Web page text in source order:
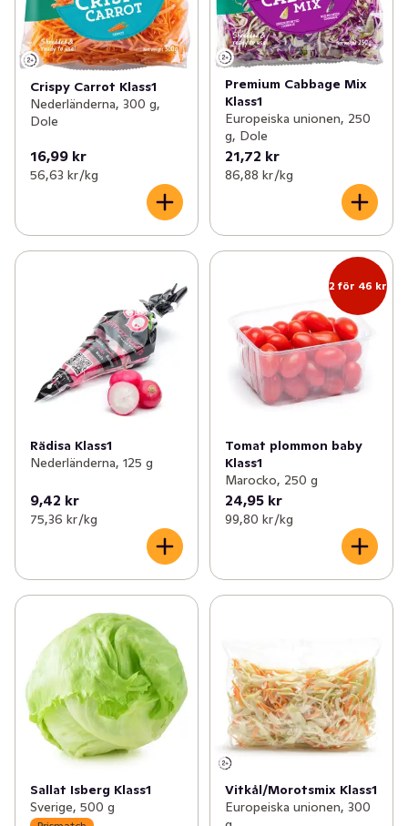
Crispy Carrot Klass1
Nederländerna, 300 g,
Dole
16,99 kr
56,63 kr /kg
Premium Cabbage Mix
Klass1
Europeiska unionen, 250
g, Dole
21,72 kr
86,88 kr /kg
Rädisa Klass1
Nederländerna, 125 g
9,42 kr
75,36 kr /kg
2 för 46 kr
Tomat plommon baby
Klass1
Marocko, 250 g
24,95 kr
99,80 kr /kg
Sallat Isberg Klass1
Sverige, 500 g
Vitkål/Morotsmix Klass1
Europeiska unionen, 300